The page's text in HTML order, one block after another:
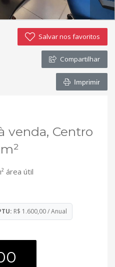
Salvar nos favoritos
Compartilhar
Imprimir
venda, Centro
área útil
R$ 1.600,00 / Anual